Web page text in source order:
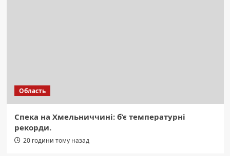
Область
Спека на Хмельниччині: б’є температурні
рекорди.
20 години тому назад